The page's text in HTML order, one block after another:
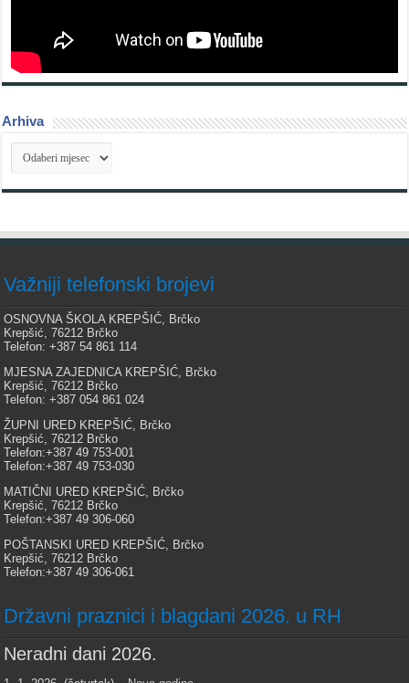
Arhiva
Arhiva
Važniji telefonski brojevi
OSNOVNA ŠKOLA KREPŠIĆ, Brčko
Krepšić, 76212 Brčko
Telefon: +387 54 861 114
MJESNA ZAJEDNICA KREPŠIĆ, Brčko
Krepšić, 76212 Brčko
Telefon: +387 054 861 024
ŽUPNI URED KREPŠIĆ, Brčko
Krepšić, 76212 Brčko
Telefon:+387 49 753-001
Telefon:+387 49 753-030
MATIČNI URED KREPŠIĆ, Brčko
Krepšić, 76212 Brčko
Telefon:+387 49 306-060
POŠTANSKI URED KREPŠIĆ, Brčko
Krepšić, 76212 Brčko
Telefon:+387 49 306-061
Državni praznici i blagdani 2026. u RH
Neradni dani 2026.